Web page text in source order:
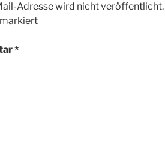
Adresse wird nicht veröffentlicht.
markiert
*